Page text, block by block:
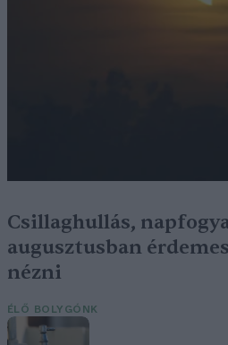
Csillaghullás,
augusztusban
nézni
ÉLŐ BOLYGÓNK